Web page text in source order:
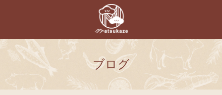
ブログ